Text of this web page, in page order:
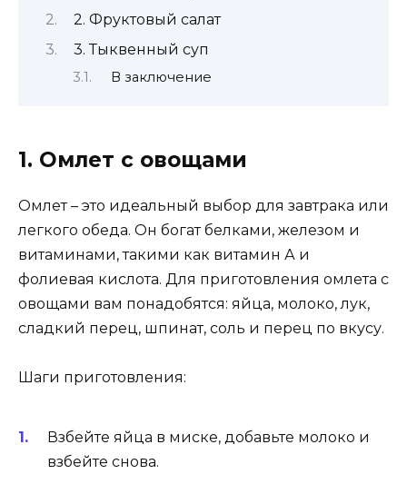
2. Фруктовый салат
3. Тыквенный суп
В заключение
1. Омлет с овощами
Омлет – это идеальный выбор для завтрака или
легкого обеда. Он богат белками, железом и
витаминами, такими как витамин А и
фолиевая кислота. Для приготовления омлета с
овощами вам понадобятся: яйца, молоко, лук,
сладкий перец, шпинат, соль и перец по вкусу.
Шаги приготовления:
Взбейте яйца в миске, добавьте молоко и
взбейте снова.